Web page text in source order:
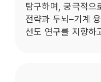
탐구하며, 궁극적으
전략과 두뇌–기계
선도 연구를 지향하